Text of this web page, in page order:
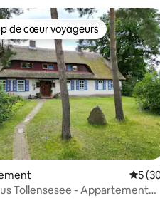
la base de 49 commentaires :
de cœur voyageurs les plus
de cœur voyageurs
5
Tollensesee - Appartement